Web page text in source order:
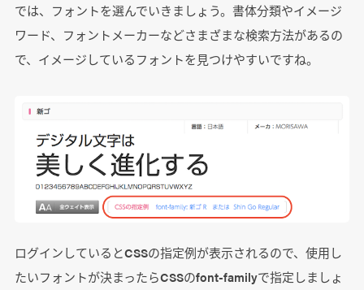
では、フォントを選んでいきましょう。書体分類やイメージ
ワード、フォントメーカーなどさまざまな検索方法があるの
で、イメージしているフォントを見つけやすいですね。
ログインしているとCSSの指定例が表示されるので、使用し
たいフォントが決まったらCSSのfont-familyで指定しましょ